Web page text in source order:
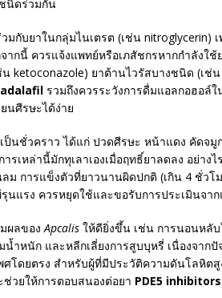
นิดร่วมกัน
กับยาในกลุ่มไนเตรต (เช่น nitroglycerin)
กนี้ ควรแจ้งแพทย์หรือเภสัชกรหากกำลังใช้
ketoconazole) ยาต้านไวรัสบางชนิด (เช่
รวมถึงควรระวังการดื่มแอลกอฮอล์
นศีรษะได้ง่าย
ป็นชั่วคราว ได้แก่ ปวดศีรษะ หน้าแดง คัดจมู
เหล่านี้มักทุเลาเองเมื่อฤทธิ์ยาลดลง อย่าง
ม การแข็งตัวที่ยาวนานผิดปกติ (เกิน 4 ชั่วโ
นแรง ควรหยุดใช้และขอรับการประเมินจา
ผลของApcalis ให้ดียิ่งขึ้น เช่น การนอนหลับ
ำหนัก และหลีกเลี่ยงการสูบบุหรี่ เนื่องจากปั
โดยตรง สำหรับผู้ที่มีประวัติความดันโลหิต
วยให้การตอบสนองต่อยา PDE5 inhibitors